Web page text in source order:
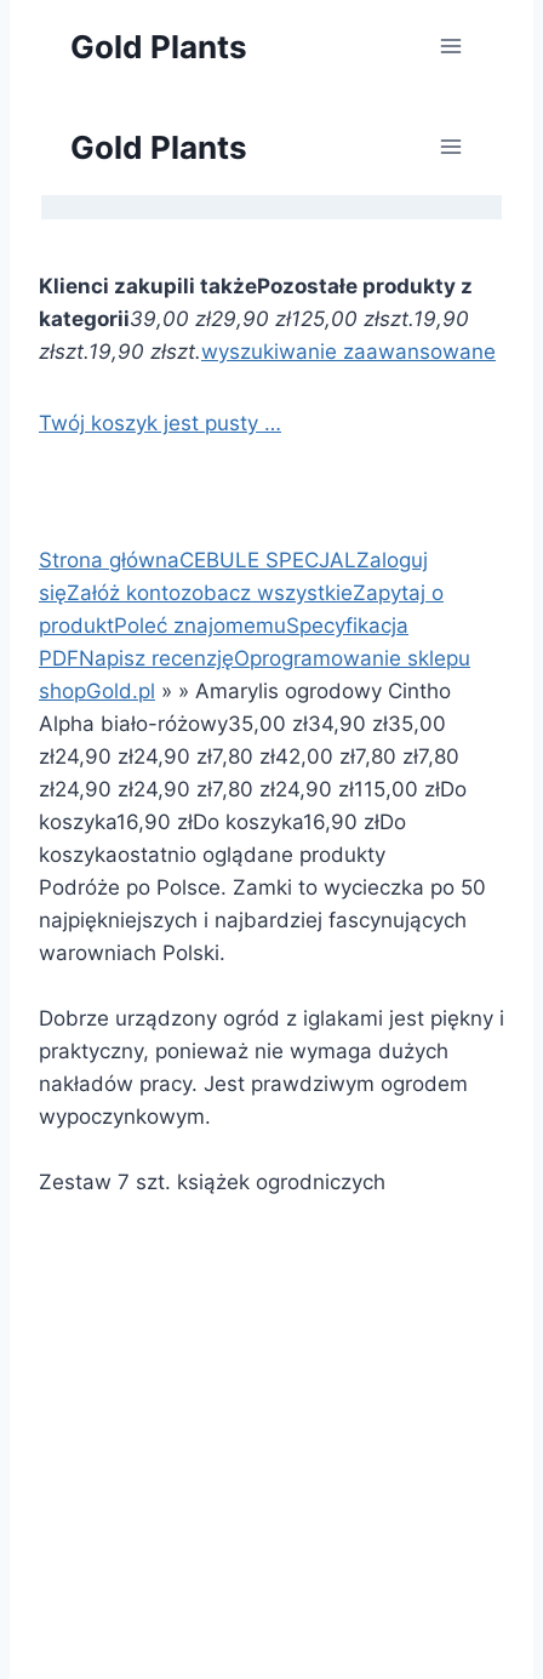
Klienci zakupili takżePozostałe produkty z
kategorii39,00 zł29,90 zł125,00 złszt.19,90
złszt.19,90 złszt.wyszukiwanie zaawansowane
Twój koszyk jest pusty …
Strona głównaCEBULE SPECJALZaloguj
sięZałóż kontozobacz wszystkieZapytaj o
produktPoleć znajomemuSpecyfikacja
PDFNapisz recenzjęOprogramowanie sklepu
shopGold.pl » » Amarylis ogrodowy Cintho
Alpha biało-różowy35,00 zł34,90 zł35,00
zł24,90 zł24,90 zł7,80 zł42,00 zł7,80 zł7,80
zł24,90 zł24,90 zł7,80 zł24,90 zł115,00 złDo
koszyka16,90 złDo koszyka16,90 złDo
koszykaostatnio oglądane produkty
Podróże po Polsce. Zamki to wycieczka po 50
najpiękniejszych i najbardziej fascynujących
warowniach Polski.
Dobrze urządzony ogród z iglakami jest piękny i
praktyczny, ponieważ nie wymaga dużych
nakładów pracy. Jest prawdziwym ogrodem
wypoczynkowym.
Zestaw 7 szt. książek ogrodniczych